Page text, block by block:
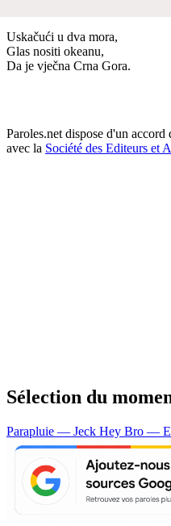
Uskačući u dva mora,
Glas nositi okeanu,
Da je vječna Crna Gora.
Paroles.net dispose d'un accord
avec la Société des Editeurs et
Sélection du
Parapluie — Jeck Hey Bro —